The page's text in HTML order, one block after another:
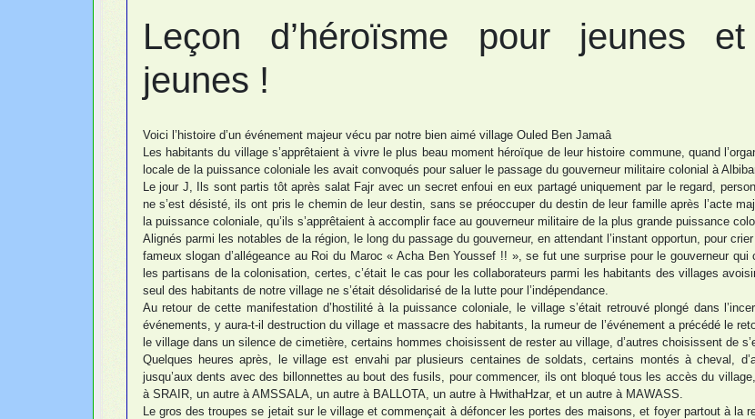
Leçon d’héroïsme pour jeunes
jeunes !
Voici l’histoire d’un événement majeur vécu par notre bien aimé village Ouled Ben Jamaâ
Les habitants du village s’apprêtaient à vivre le plus beau moment héroïque de leur histoire commune, quand
locale de la puissance coloniale les avait convoqués pour saluer le passage du gouverneur militaire colonial à
Le jour J, Ils sont partis tôt après salat Fajr avec un secret enfoui en eux partagé uniquement par le regard,
ne s’est désisté, ils ont pris le chemin de leur destin, sans se préoccuper du destin de leur famille après l’acte
la puissance coloniale, qu’ils s’apprêtaient à accomplir face au gouverneur militaire de la plus grande puissance
Alignés parmi les notables de la région, le long du passage du gouverneur, en attendant l’instant opportun, pour
fameux slogan d’allégeance au Roi du Maroc « Acha Ben Youssef !! », se fut une surprise pour le gouverneur qui
les partisans de la colonisation, certes, c’était le cas pour les collaborateurs parmi les habitants des villages
seul des habitants de notre village ne s’était désolidarisé de la lutte pour l’indépendance.
Au retour de cette manifestation d’hostilité à la puissance coloniale, le village s’était retrouvé plongé dans
événements, y aura-t-il destruction du village et massacre des habitants, la rumeur de l’événement a précédé le
le village dans un silence de cimetière, certains hommes choisissent de rester au village, d’autres choisissent de
Quelques heures après, le village est envahi par plusieurs centaines de soldats, certains montés à cheval,
jusqu’aux dents avec des billonnettes au bout des fusils, pour commencer, ils ont bloqué tous les accès du
à SRAIR, un autre à AMSSALA, un autre à BALLOTA, un autre à HwithaHzar, et un autre à MAWASS.
Le gros des troupes se jetait sur le village et commençait à défoncer les portes des maisons, et foyer partout à la